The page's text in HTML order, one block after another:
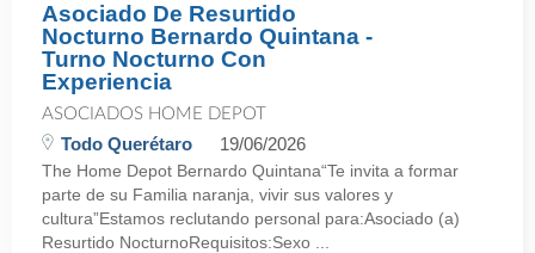
Asociado De Resurtido
Nocturno Bernardo Quintana -
Turno Nocturno Con
Experiencia
ASOCIADOS HOME DEPOT
Todo Querétaro 19/06/2026
The Home Depot Bernardo Quintana“Te invita a formar
parte de su Familia naranja, vivir sus valores y
cultura”Estamos reclutando personal para:Asociado (a)
Resurtido NocturnoRequisitos:Sexo ...